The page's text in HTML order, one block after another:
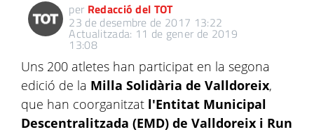
per Redacció del TOT
23 de desembre de 2017 13:22
Actualitzada: 11 de gener de 2019
13:08
Uns 200 atletes han participat en la segona
edició de la Milla Solidària de Valldoreix,
que han coorganitzat l'Entitat Municipal
Descentralitzada (EMD) de Valldoreix i Run